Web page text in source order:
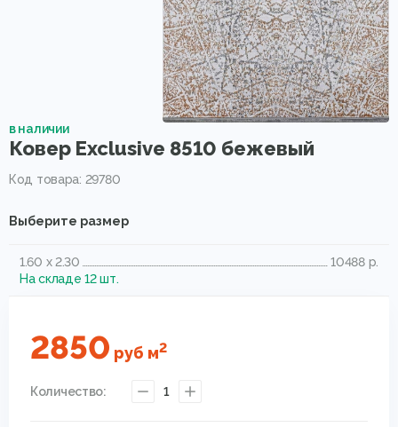
в наличии
Ковер Exclusive 8510 бежевый
Код товара: 29780
Выберите размер
1.60 x 2.30
10488 р.
На складе 12 шт.
2850 руб м2
Количество: 1